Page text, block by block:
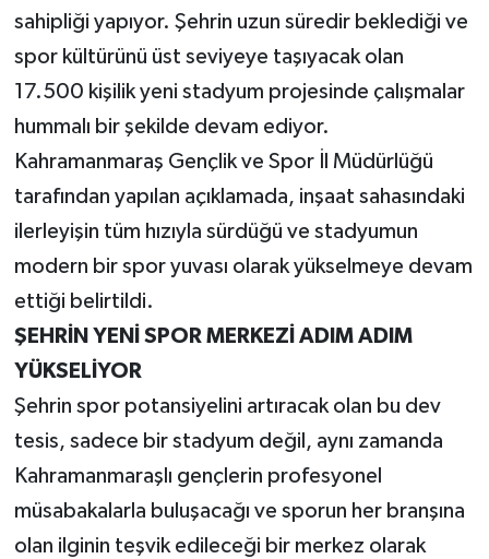
sahipliği yapıyor. Şehrin uzun süredir beklediği ve
spor kültürünü üst seviyeye taşıyacak olan
17.500 kişilik yeni stadyum projesinde çalışmalar
hummalı bir şekilde devam ediyor.
Kahramanmaraş Gençlik ve Spor İl Müdürlüğü
tarafından yapılan açıklamada, inşaat sahasındaki
ilerleyişin tüm hızıyla sürdüğü ve stadyumun
modern bir spor yuvası olarak yükselmeye devam
ettiği belirtildi.
ŞEHRİN YENİ SPOR MERKEZİ ADIM ADIM
YÜKSELİYOR
Şehrin spor potansiyelini artıracak olan bu dev
tesis, sadece bir stadyum değil, aynı zamanda
Kahramanmaraşlı gençlerin profesyonel
müsabakalarla buluşacağı ve sporun her branşına
olan ilginin teşvik edileceği bir merkez olarak